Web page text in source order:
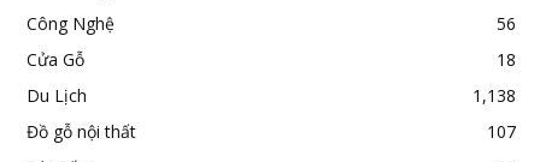
Công Nghệ
56
Cửa Gỗ
18
Du Lịch
1,138
Đồ gỗ nội thất
107